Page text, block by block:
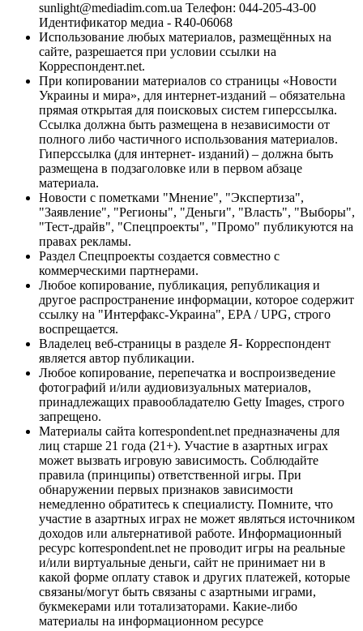
sunlight@mediadim.com.ua Телефон: 044-205-43-00
Идентификатор медиа - R40-06068
Использование любых материалов, размещённых на
сайте, разрешается при условии ссылки на
Корреспондент.net.
При копировании материалов со страницы «Новости
Украины и мира», для интернет-изданий – обязательна
прямая открытая для поисковых систем гиперссылка.
Ссылка должна быть размещена в независимости от
полного либо частичного использования материалов.
Гиперссылка (для интернет- изданий) – должна быть
размещена в подзаголовке или в первом абзаце
материала.
Новости с пометками "Мнение", "Экспертиза",
"Заявление", "Регионы", "Деньги", "Власть", "Выборы",
"Тест-драйв", "Спецпроекты", "Промо" публикуются на
правах рекламы.
Раздел Спецпроекты создается совместно с
коммерческими партнерами.
Любое копирование, публикация, републикация и
другое распространение информации, которое содержит
ссылку на "Интерфакс-Украина", EPA / UPG, строго
воспрещается.
Владелец веб-страницы в разделе Я- Корреспондент
является автор публикации.
Любое копирование, перепечатка и воспроизведение
фотографий и/или аудиовизуальных материалов,
принадлежащих правообладателю Getty Images, строго
запрещено.
Материалы сайта korrespondent.net предназначены для
лиц старше 21 года (21+). Участие в азартных играх
может вызвать игровую зависимость. Соблюдайте
правила (принципы) ответственной игры. При
обнаружении первых признаков зависимости
немедленно обратитесь к специалисту. Помните, что
участие в азартных играх не может являться источником
доходов или альтернативой работе. Информационный
ресурс korrespondent.net не проводит игры на реальные
и/или виртуальные деньги, сайт не принимает ни в
какой форме оплату ставок и других платежей, которые
связаны/могут быть связаны с азартными играми,
букмекерами или тотализаторами. Какие-либо
материалы на информационном ресурсе